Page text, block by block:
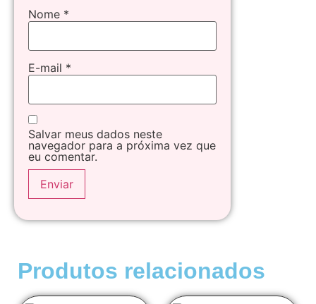
Nome *
E-mail *
Salvar meus dados neste
navegador para a próxima vez que
eu comentar.
Produtos relacionados